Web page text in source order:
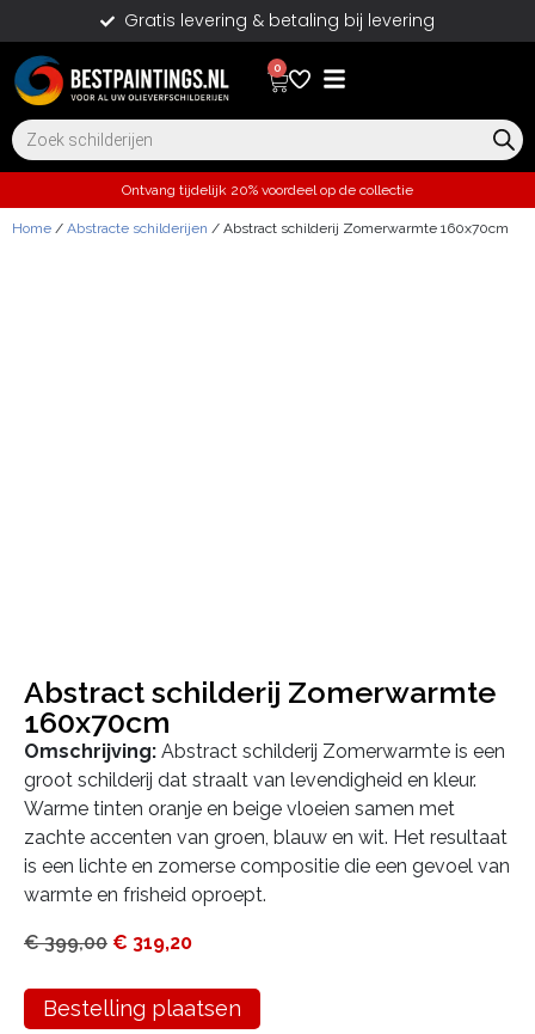
Gratis levering & betaling bij levering
0
Ontvang tijdelijk 20% voordeel op de collectie
Home / Abstracte schilderijen / Abstract schilderij Zomerwarmte 160x70cm
Abstract schilderij Zomerwarmte
160x70cm
Omschrijving: Abstract schilderij Zomerwarmte is een
groot schilderij dat straalt van levendigheid en kleur.
Warme tinten oranje en beige vloeien samen met
zachte accenten van groen, blauw en wit. Het resultaat
is een lichte en zomerse compositie die een gevoel van
warmte en frisheid oproept.
€399,00 € 319,20
Bestelling plaatsen